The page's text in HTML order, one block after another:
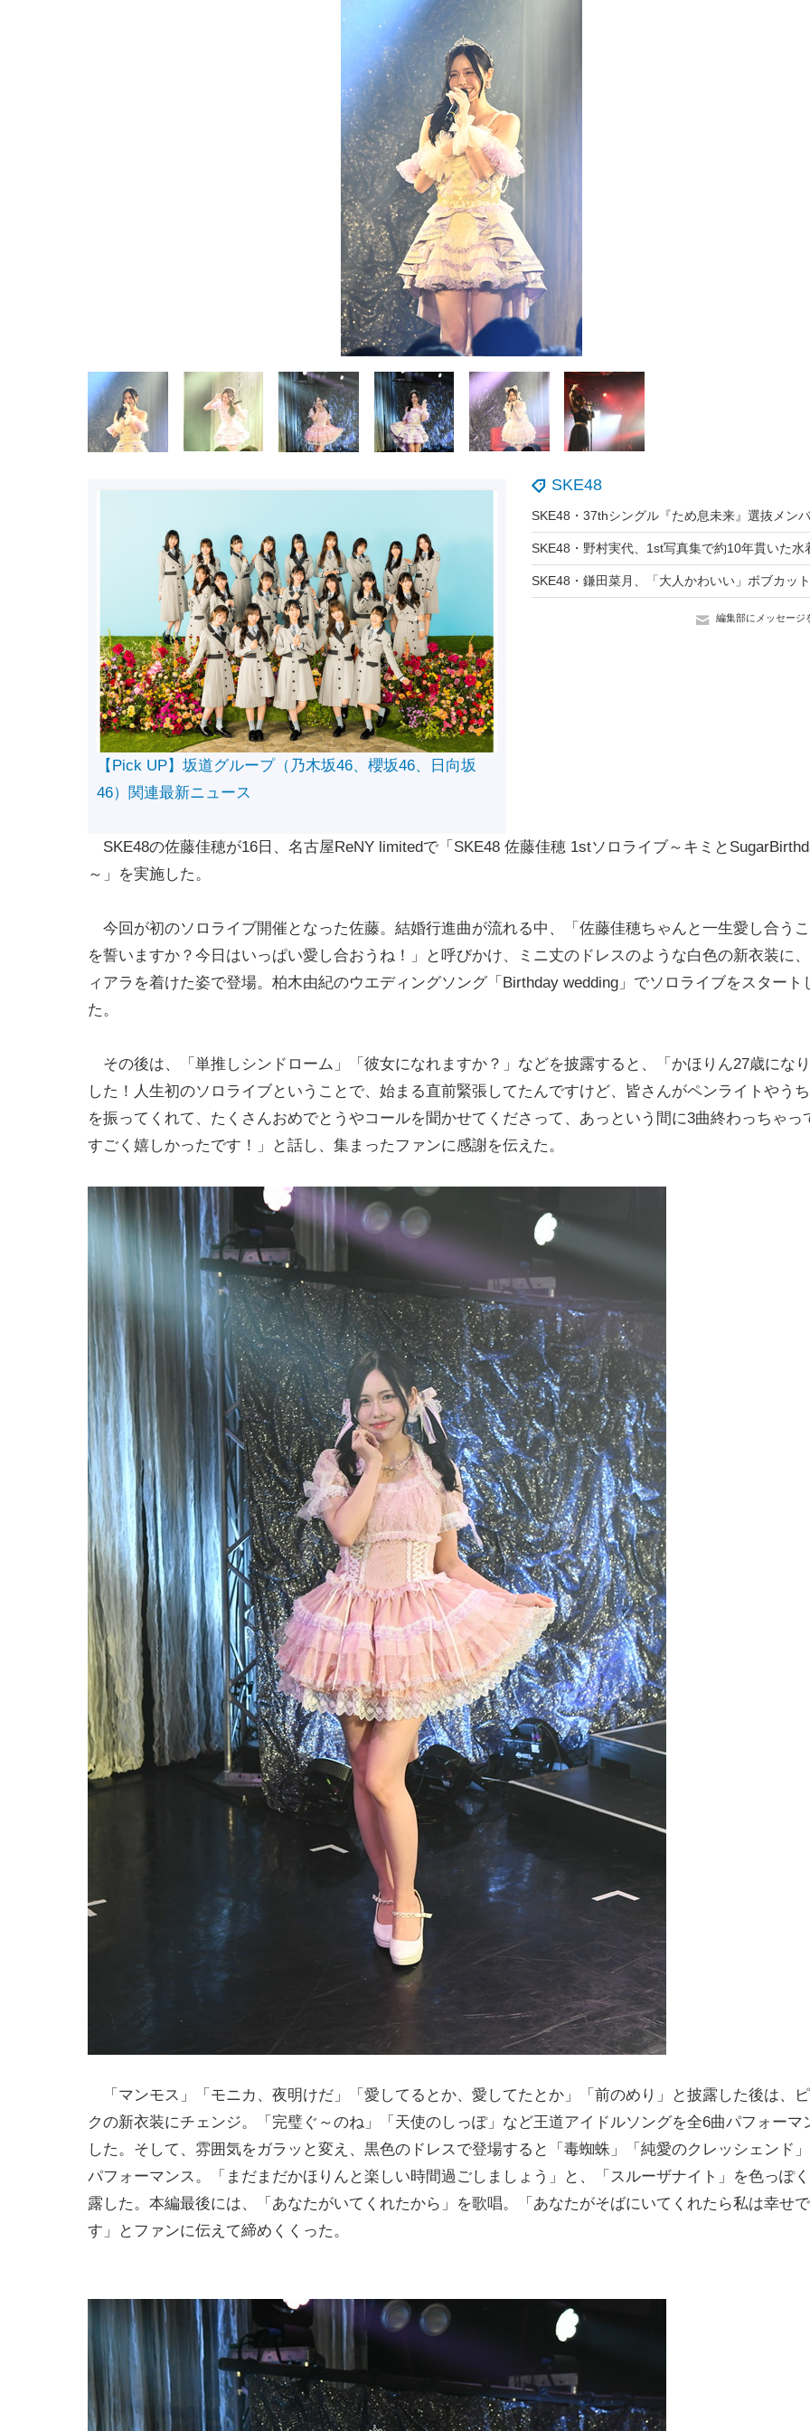
SKE48
編集部にメッセージ
【Pick UP】坂道グループ（乃木坂46、櫻坂46、日向坂
46）関連最新ニュース
SKE48の佐藤佳穂が16日、名古屋ReNY limitedで「SKE48 佐藤佳穂 1stソロライブ～キミと
～」を実施した。
今回が初のソロライブ開催となった佐藤。結婚行進曲が流れる中、「佐藤佳穂ちゃんと一生愛し合う
を誓いますか？今日はいっぱい愛し合おうね！」と呼びかけ、ミニ丈のドレスのような白色の新衣装に
ィアラを着けた姿で登場。柏木由紀のウエディングソング「Birthday wedding」でソロライブをスタート
た。
その後は、「単推しシンドローム」「彼女になれますか？」などを披露すると、「かほりん27歳にな
した！人生初のソロライブということで、始まる直前緊張してたんですけど、皆さんがペンライトやう
を振ってくれて、たくさんおめでとうやコールを聞かせてくださって、あっという間に3曲終わっちゃっ
すごく嬉しかったです！」と話し、集まったファンに感謝を伝えた。
「マンモス」「モニカ、夜明けだ」「愛してるとか、愛してたとか」「前のめり」と披露した後は、
クの新衣装にチェンジ。「完璧ぐ～のね」「天使のしっぽ」など王道アイドルソングを全6曲パフォーマ
した。そして、雰囲気をガラッと変え、黒色のドレスで登場すると「毒蜘蛛」「純愛のクレッシェンド
パフォーマンス。「まだまだかほりんと楽しい時間過ごしましょう」と、「スルーザナイト」を色っぽ
露した。本編最後には、「あなたがいてくれたから」を歌唱。「あなたがそばにいてくれたら私は幸せで
す」とファンに伝えて締めくくった。